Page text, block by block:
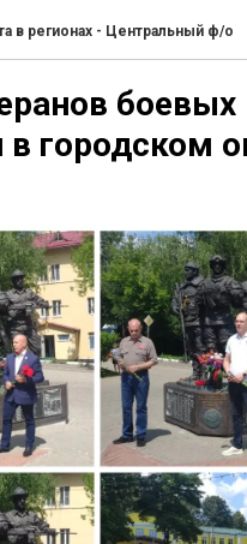
в регионах - Центральный ф/о
боевых
в городском